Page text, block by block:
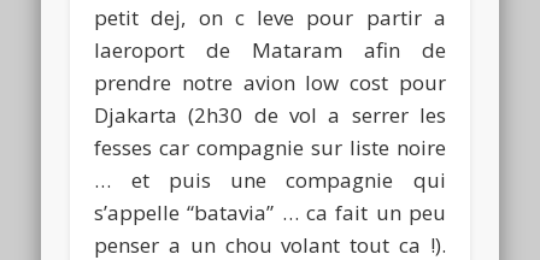
petit dej, on c leve pour partir a
laeroport de Mataram afin de
prendre notre avion low cost pour
Djakarta (2h30 de vol a serrer les
fesses car compagnie sur liste noire
… et puis une compagnie qui
s’appelle “batavia” … ca fait un peu
penser a un chou volant tout ca !).